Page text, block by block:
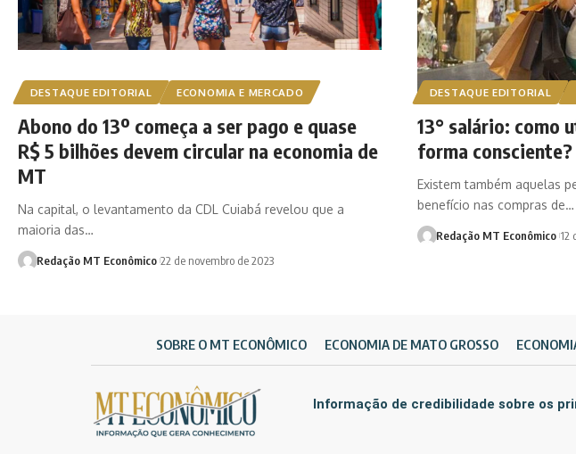
DESTAQUE EDITORIAL ECONOMIA E MERCADO
Abono do 13º começa a ser pago e quase
R$ 5 bilhões devem circular na economia de
MT
Na capital, o levantamento da CDL Cuiabá revelou que a
maioria das…
Redação MT Econômico 22 de novembro de 2023
DESTAQUE EDITORIAL
13° salário: como
forma consciente?
Existem também aquelas
benefício nas compras de…
Redação MT Econômico 12
SOBRE O MT ECONÔMICO ECONOMIA DE MATO GROSSO
Informação de credibilidade sobre os